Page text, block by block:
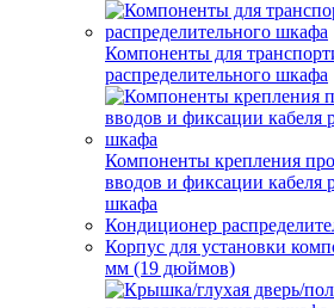
Компоненты для
распределительного шкафа
Компоненты крепления
вводов и фиксации кабеля
шкафа
Кондиционер
Корпус для установки
мм (19 дюймов)